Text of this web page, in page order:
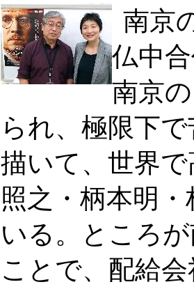
南京
仏中
南京
られ、極限下
描いて、世界
照之・柄本明
いる。ところ
ことで、配給